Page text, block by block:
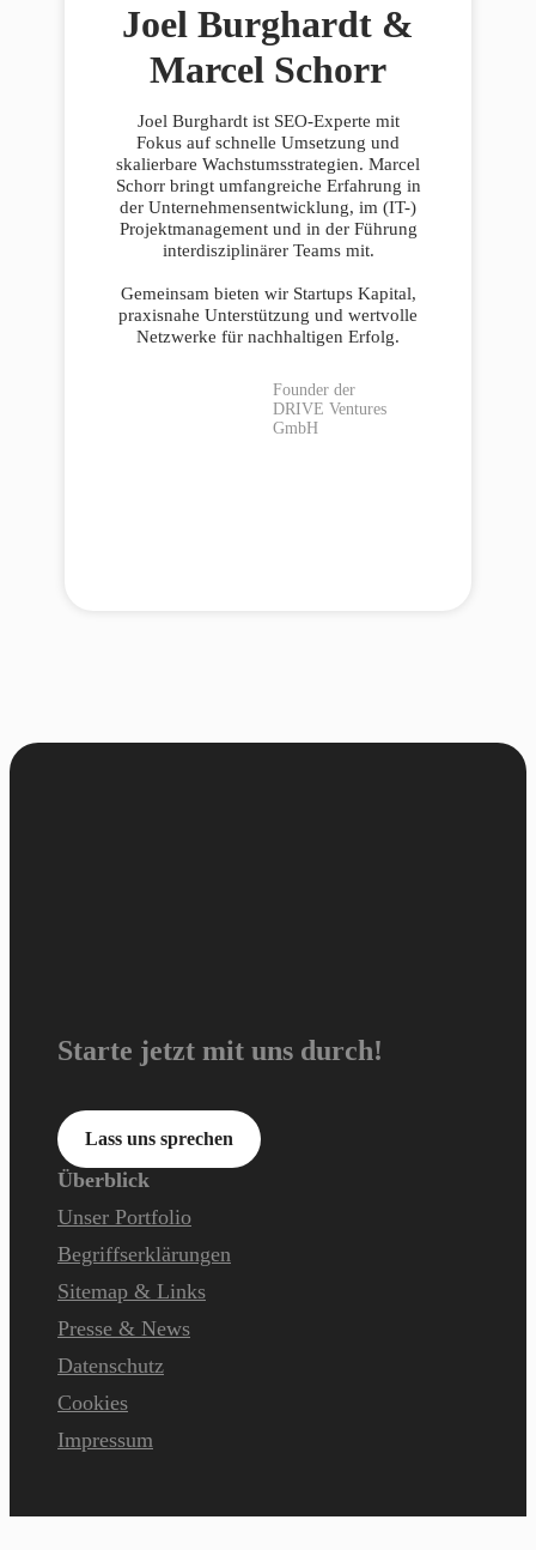
Joel Burghardt &
Marcel Schorr
Joel Burghardt ist SEO-Experte mit
Fokus auf schnelle Umsetzung und
skalierbare Wachstumsstrategien. Marcel
Schorr bringt umfangreiche Erfahrung in
der Unternehmensentwicklung, im (IT-)
Projektmanagement und in der Führung
interdisziplinärer Teams mit.
Gemeinsam bieten wir Startups Kapital,
praxisnahe Unterstützung und wertvolle
Netzwerke für nachhaltigen Erfolg.
Founder der
DRIVE Ventures
GmbH
Starte jetzt mit uns durch!
Lass uns sprechen
Überblick
Unser Portfolio
Begriffserklärungen
Sitemap & Links
Presse & News
Datenschutz
Cookies
Impressum